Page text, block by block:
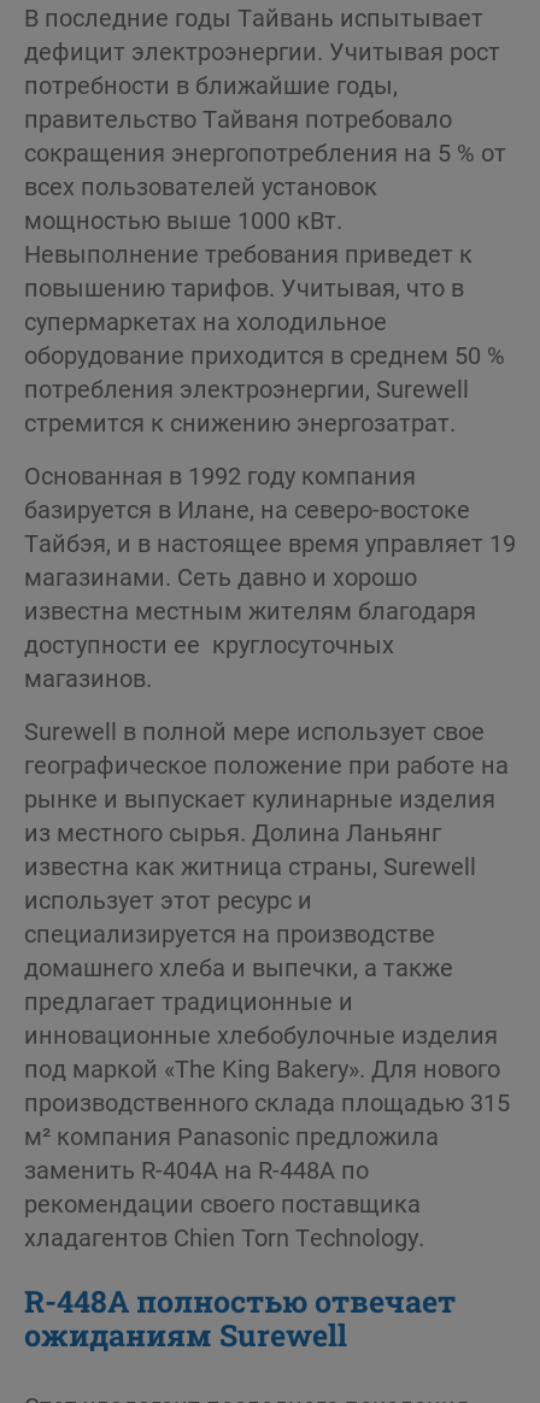
В последние годы Тайвань испытывает
дефицит электроэнергии. Учитывая рост
потребности в ближайшие годы,
правительство Тайваня потребовало
сокращения энергопотребления на 5 % от
всех пользователей установок
мощностью выше 1000 кВт.
Невыполнение требования приведет к
повышению тарифов. Учитывая, что в
супермаркетах на холодильное
оборудование приходится в среднем 50 %
потребления электроэнергии, Surewell
стремится к снижению энергозатрат.
Основанная в 1992 году компания
базируется в Илане, на северо-востоке
Тайбэя, и в настоящее время управляет 19
магазинами. Сеть давно и хорошо
известна местным жителям благодаря
доступности ее круглосуточных
магазинов.
Surewell в полной мере использует свое
географическое положение при работе на
рынке и выпускает кулинарные изделия
из местного сырья. Долина Ланьянг
известна как житница страны, Surewell
использует этот ресурс и
специализируется на производстве
домашнего хлеба и выпечки, а также
предлагает традиционные и
инновационные хлебобулочные изделия
под маркой «The King Bakery». Для нового
производственного склада площадью 315
м² компания Panasonic предложила
заменить R-404A на R-448A по
рекомендации своего поставщика
хладагентов Chien Torn Technology.
R-448A полностью отвечает
ожиданиям Surewell